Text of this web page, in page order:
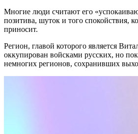
Многие люди считают его
позитива, шуток и того спокойствия,
приносит.
Регион, главой которого является
оккупирован войсками русских, но
немногих регионов, сохранивших